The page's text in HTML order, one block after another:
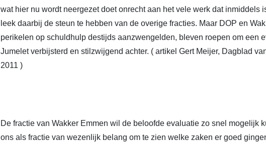
wat hier nu wordt neergezet doet onrecht aan het vele werk dat inmiddels
leek daarbij de steun te hebben van de overige fracties. Maar DOP en
perikelen op schuldhulp destijds aanzwengelden, bleven roepen om een
Jumelet verbijsterd en stilzwijgend achter. ( artikel Gert Meijer, Dagblad
2011 )
De fractie van Wakker Emmen wil de beloofde evaluatie zo snel mogelijk
ons als fractie van wezenlijk belang om te zien welke zaken er goed